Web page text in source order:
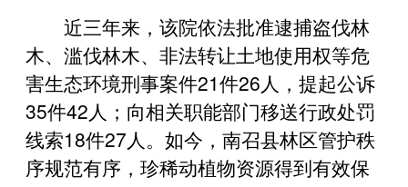
近三年来，该院依法批准逮捕盗伐林
木、滥伐林木、非法转让土地使用权等危
害生态环境刑事案件21件26人，提起公诉
35件42人；向相关职能部门移送行政处罚
线索18件27人。如今，南召县林区管护秩
序规范有序，珍稀动植物资源得到有效保